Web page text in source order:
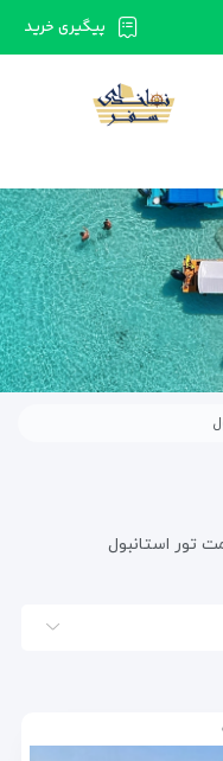
قطع می باشد لطفا
پیگیری خرید
تور استانبول